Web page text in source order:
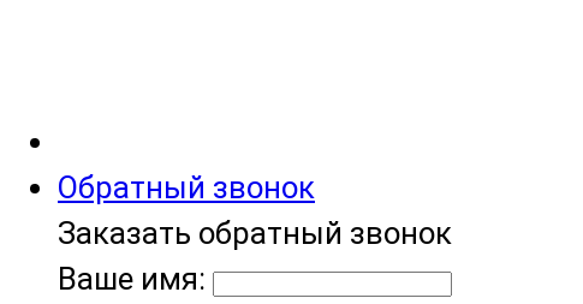
Обратный звонок
Заказать обратный звонок
Ваше имя: